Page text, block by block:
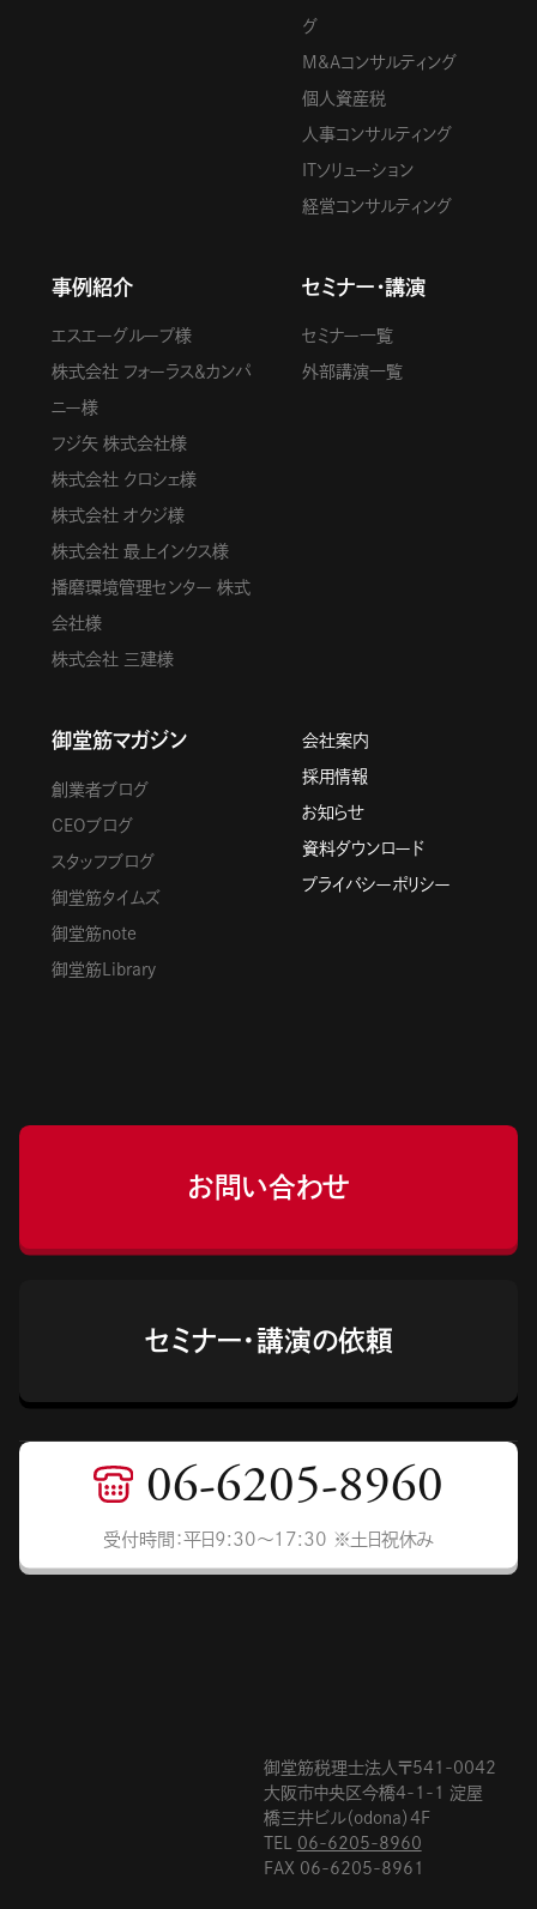
グ
M&Aコンサルティング
個人資産税
人事コンサルティング
ITソリューション
経営コンサルティング
事例紹介
エスエーグループ様
株式会社 フォーラス＆カンパ
ニー様
フジ矢 株式会社様
株式会社 クロシェ様
株式会社 オクジ様
株式会社 最上インクス様
播磨環境管理センター 株式
会社様
株式会社 三建様
セミナー・講演
セミナー一覧
外部講演一覧
御堂筋マガジン
創業者ブログ
CEOブログ
スタッフブログ
御堂筋タイムズ
御堂筋note
御堂筋Library
会社案内
採用情報
お知らせ
資料ダウンロード
プライバシーポリシー
お問い合わせ
セミナー・講演の依頼
06-6205-8960
受付時間：平日9:30〜17:30 ※土日祝休み
御堂筋税理士法人〒541-0042
大阪市中央区今橋4-1-1 淀屋
橋三井ビル（odona）4F
TEL 06-6205-8960
FAX 06-6205-8961